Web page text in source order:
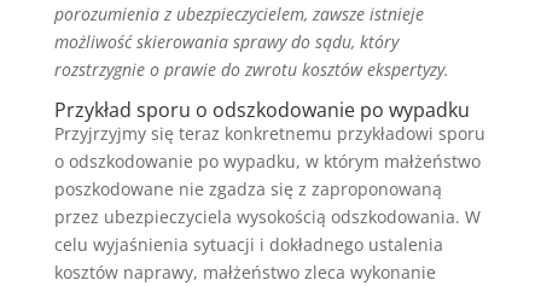
porozumienia z ubezpieczycielem, zawsze istnieje
możliwość skierowania sprawy do sądu, który
rozstrzygnie o prawie do zwrotu kosztów ekspertyzy.
Przykład sporu o odszkodowanie po wypadku
Przyjrzyjmy się teraz konkretnemu przykładowi sporu
o odszkodowanie po wypadku, w którym małżeństwo
poszkodowane nie zgadza się z zaproponowaną
przez ubezpieczyciela wysokością odszkodowania. W
celu wyjaśnienia sytuacji i dokładnego ustalenia
kosztów naprawy, małżeństwo zleca wykonanie